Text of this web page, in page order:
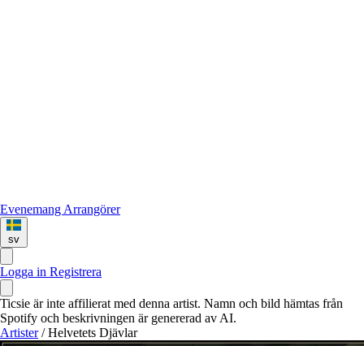
Evenemang Arrangörer
sv
Logga in Registrera
Ticsie är inte affilierat med denna artist. Namn och bild hämtas från
Spotify och beskrivningen är genererad av AI.
Artister / Helvetets Djävlar